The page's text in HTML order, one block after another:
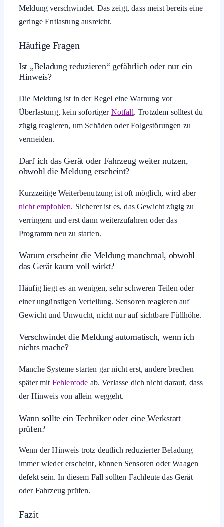
Trommel lockerer zu verteilen. Bleibt die Meldung, Gerät
kurz ausschalten, Trommel von Hand drehen und prüfen,
alles dominiert. Erst danach Programm neu starten.
Im Fahrzeug solltest du zuerst einen Blick in die
Zuladungsangaben im Fahrzeugschein und in die
Betriebsanleitung werfen. Wenn Passagiere, Gepäck oder
Ladung das zulässige Gesamtgewicht oder die Achslast
überschreiten könnten, muss Gewicht raus oder anders
verteilt werden. Bei Anhängern ist zusätzlich die Stützlast
Ein typischer Praxisfall: Eine Frontlader-Waschmaschine
Text zur Reduzierung der Beladung. Nach dem
Entnehmen von zwei Handtüchern und dem
Neuverteilen startet das Schleudern normal und die
Meldung verschwindet. Das zeigt, dass meist bereits eine
geringe Entlastung ausreicht.
Ist „Beladung reduzieren“ gefährlich oder nur ein
Überlastung, kein sofortigerNotfall
vermeiden.
Darf ich das Gerät oder Fahrzeug weiter nutzen,
Kurzzeitige Weiterbenutzung ist oft möglich, wird aber
verringern und erst dann weiterzufahren oder das
Programm neu zu starten.
Warum erscheint die Meldung manchmal, obwohl
Häufig liegt es an wenigen, sehr schweren Teilen oder